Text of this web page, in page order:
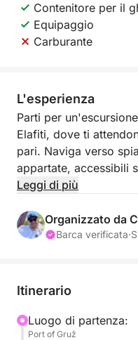
Contenitore per il
Equipaggio
Carburante
L'esperienza
Parti per
Elafiti, dove ti
pari. Naviga verso
appartate, accessibili
l'incantevole Grotta
dagli scogli,
spiriti avventurosi.
bordo, per
questo pittoresco
belli e i tesori
Leggi di più
Organizzato da
Barca verificata·
Itinerario
Luogo di partenza:
Port of Gruž